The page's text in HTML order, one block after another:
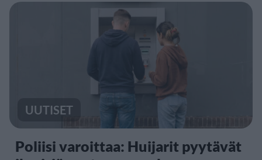
UUTISET
Poliisi varoittaa: Huijarit pyytävät